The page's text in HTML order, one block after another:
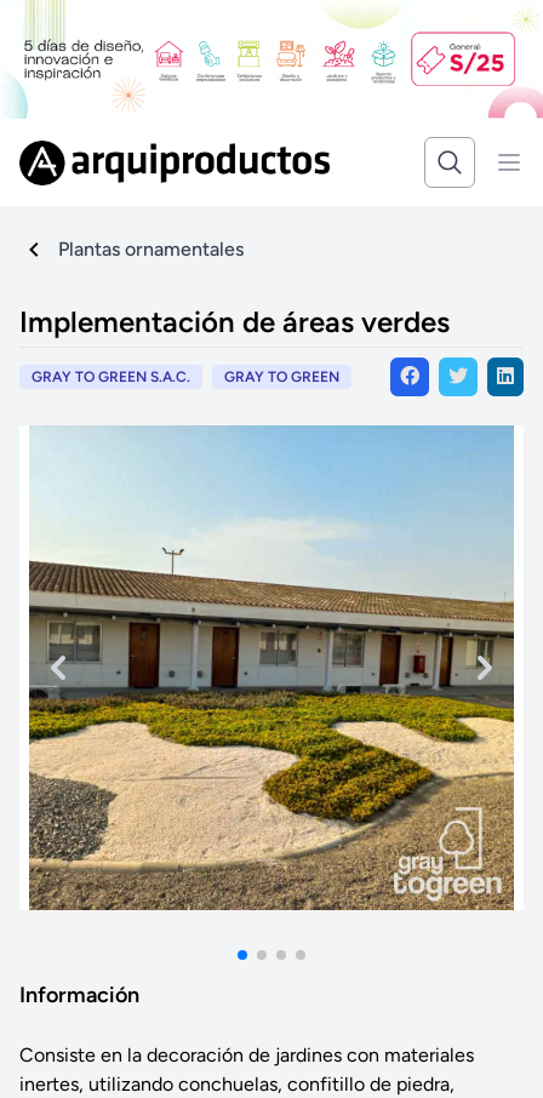
Plantas ornamentales
Implementación de áreas verdes
GRAY TO GREEN S.A.C. GRAY TO GREEN
Información
Consiste en la decoración de jardines con materiales
inertes, utilizando conchuelas, confitillo de piedra,